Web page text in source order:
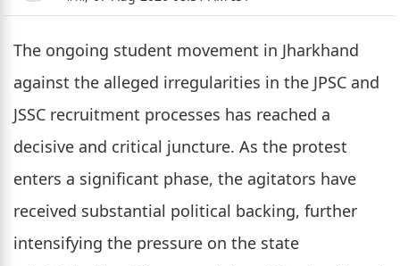
The ongoing student movement in Jharkhand
against the alleged irregularities in the JPSC and
JSSC recruitment processes has reached a
decisive and critical juncture. As the protest
enters a significant phase, the agitators have
received substantial political backing, further
intensifying the pressure on the state